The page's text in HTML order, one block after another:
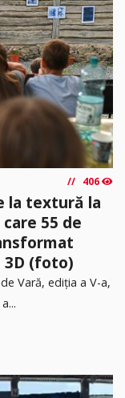
406
la textură la
55 de
(foto)
Vară, ediția a V-a,